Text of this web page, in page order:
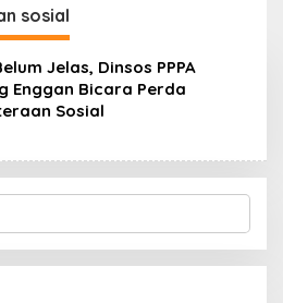
Madura II Perkuat
Sinergi dengan
Nelayan Sampang
sosial
Jelas, Dinsos PPPA
Enggan Bicara Perda
Sosial